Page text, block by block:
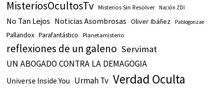
MisteriosOcultosTv Misterios Sin Resolver Nación ZDI
No Tan Lejos Noticias Asombrosas Oliver Ibáñez Pablogonzae
Pallandox Parafantástico Planetamisterio
reflexiones de un galeno Servimat
UN ABOGADO CONTRA LA DEMAGOGIA
Universe Inside You Urmah Tv Verdad Oculta